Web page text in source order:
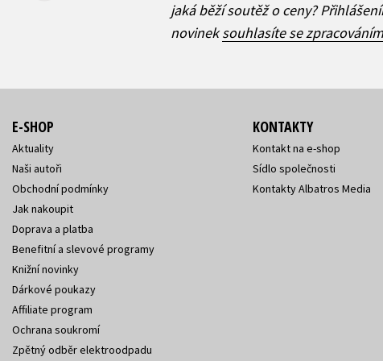
jaká běží soutěž o ceny?
novineksouhlasíte se
E-SHOP
Aktuality
Naši autoři
Obchodní podmínky
Jak nakoupit
Doprava a platba
Benefitní a slevové programy
Knižní novinky
Dárkové poukazy
Affiliate program
Ochrana soukromí
Zpětný odběr elektroodpadu
KONTAKTY
Kontakt na e-shop
Sídlo společnosti
Kontakty Albatros Media